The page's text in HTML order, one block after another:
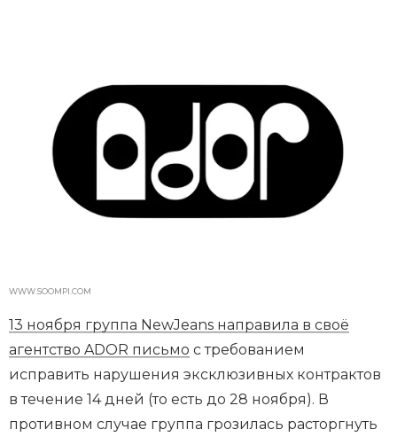
WWW.SOOMPI.COM
13 ноября группа NewJeans направила в своё
агентство ADOR письмо с требованием
исправить нарушения эксклюзивных контрактов
в течение 14 дней (то есть до 28 ноября). В
противном случае группа грозилась расторгнуть